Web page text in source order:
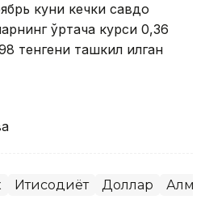
куни кечки савдо
ўртача курси 0,36
тенгени ташкил қилган
Иқтисодиёт Доллар